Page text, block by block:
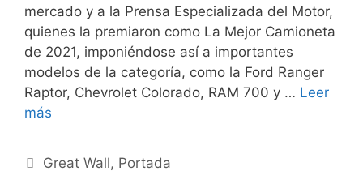
mercado y a la Prensa Especializada del Motor,
quienes la premiaron como La Mejor Camioneta
de 2021, imponiéndose así a importantes
modelos de la categoría, como la Ford Ranger
Raptor, Chevrolet Colorado, RAM 700 y … Leer
más
Great Wall, Portada